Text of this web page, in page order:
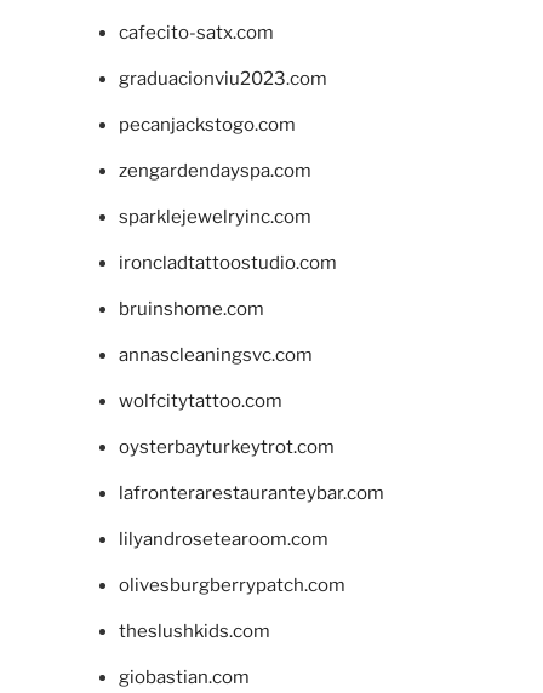
cafecito-satx.com
graduacionviu2023.com
pecanjackstogo.com
zengardendayspa.com
sparklejewelryinc.com
ironcladtattoostudio.com
bruinshome.com
annascleaningsvc.com
wolfcitytattoo.com
oysterbayturkeytrot.com
lafronterarestauranteybar.com
lilyandrosetearoom.com
olivesburgberrypatch.com
theslushkids.com
giobastian.com